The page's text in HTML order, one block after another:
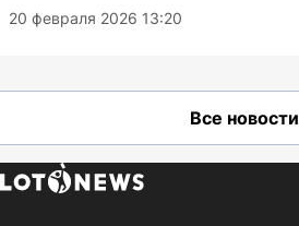
20 февраля 2026 13:20
Все новости